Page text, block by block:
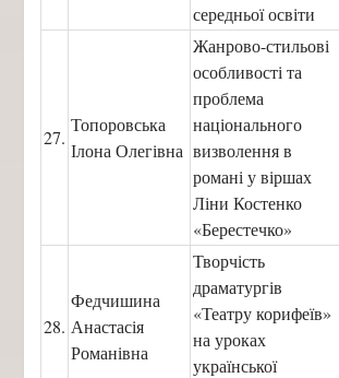
середньої освіти
27.
Топоровська
Ілона Олегівна
Жанрово-стильові
особливості та
проблема
національного
визволення в
романі у віршах
Ліни Костенко
«Берестечко»
28.
Федчишина
Анастасія
Романівна
Творчість
драматургів
«Театру корифеїв»
на уроках
української